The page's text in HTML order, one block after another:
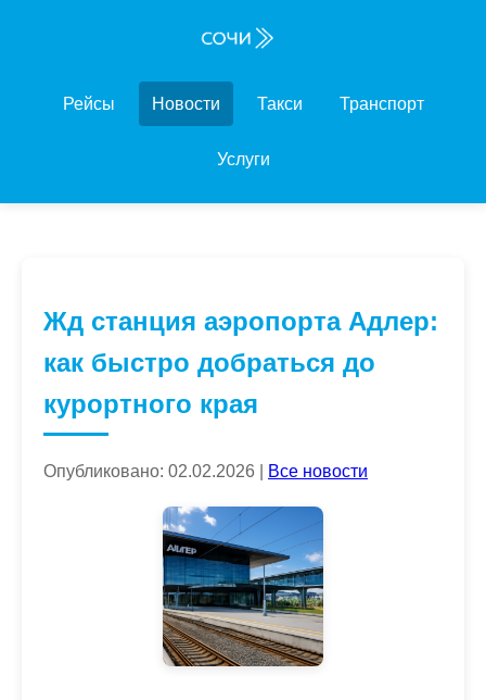
Рейсы Новости Такси Транспорт
Услуги
Жд станция аэропорта Адлер:
как быстро добраться до
курортного края
Опубликовано: 02.02.2026 | Все новости